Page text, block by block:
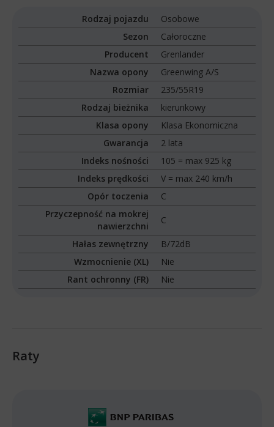
Rodzaj pojazdu
Osobowe
Sezon
Całoroczne
Producent
Grenlander
Nazwa opony
Greenwing A/S
Rozmiar
235/55R19
Rodzaj bieżnika
kierunkowy
Klasa opony
Klasa Ekonomiczna
Gwarancja
2 lata
Indeks nośności
105 = max 925 kg
Indeks prędkości
V = max 240 km/h
Opór toczenia
C
Przyczepność na mokrej
nawierzchni
C
Hałas zewnętrzny
B/72dB
Wzmocnienie (XL)
Nie
Rant ochronny (FR)
Nie
Raty